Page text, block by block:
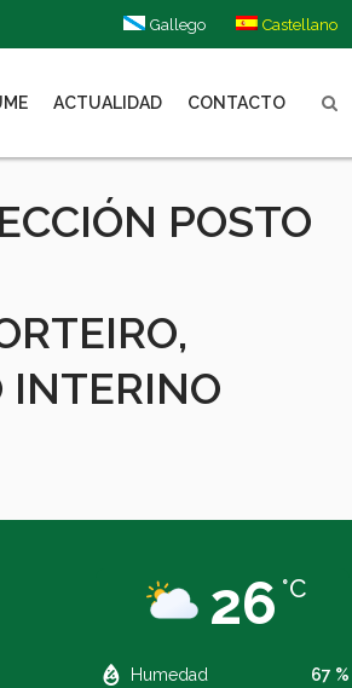
Gallego Castellano
ACTUALIDAD CONTACTO
POSTO
INTERINO
26 °C
Humedad
67 %